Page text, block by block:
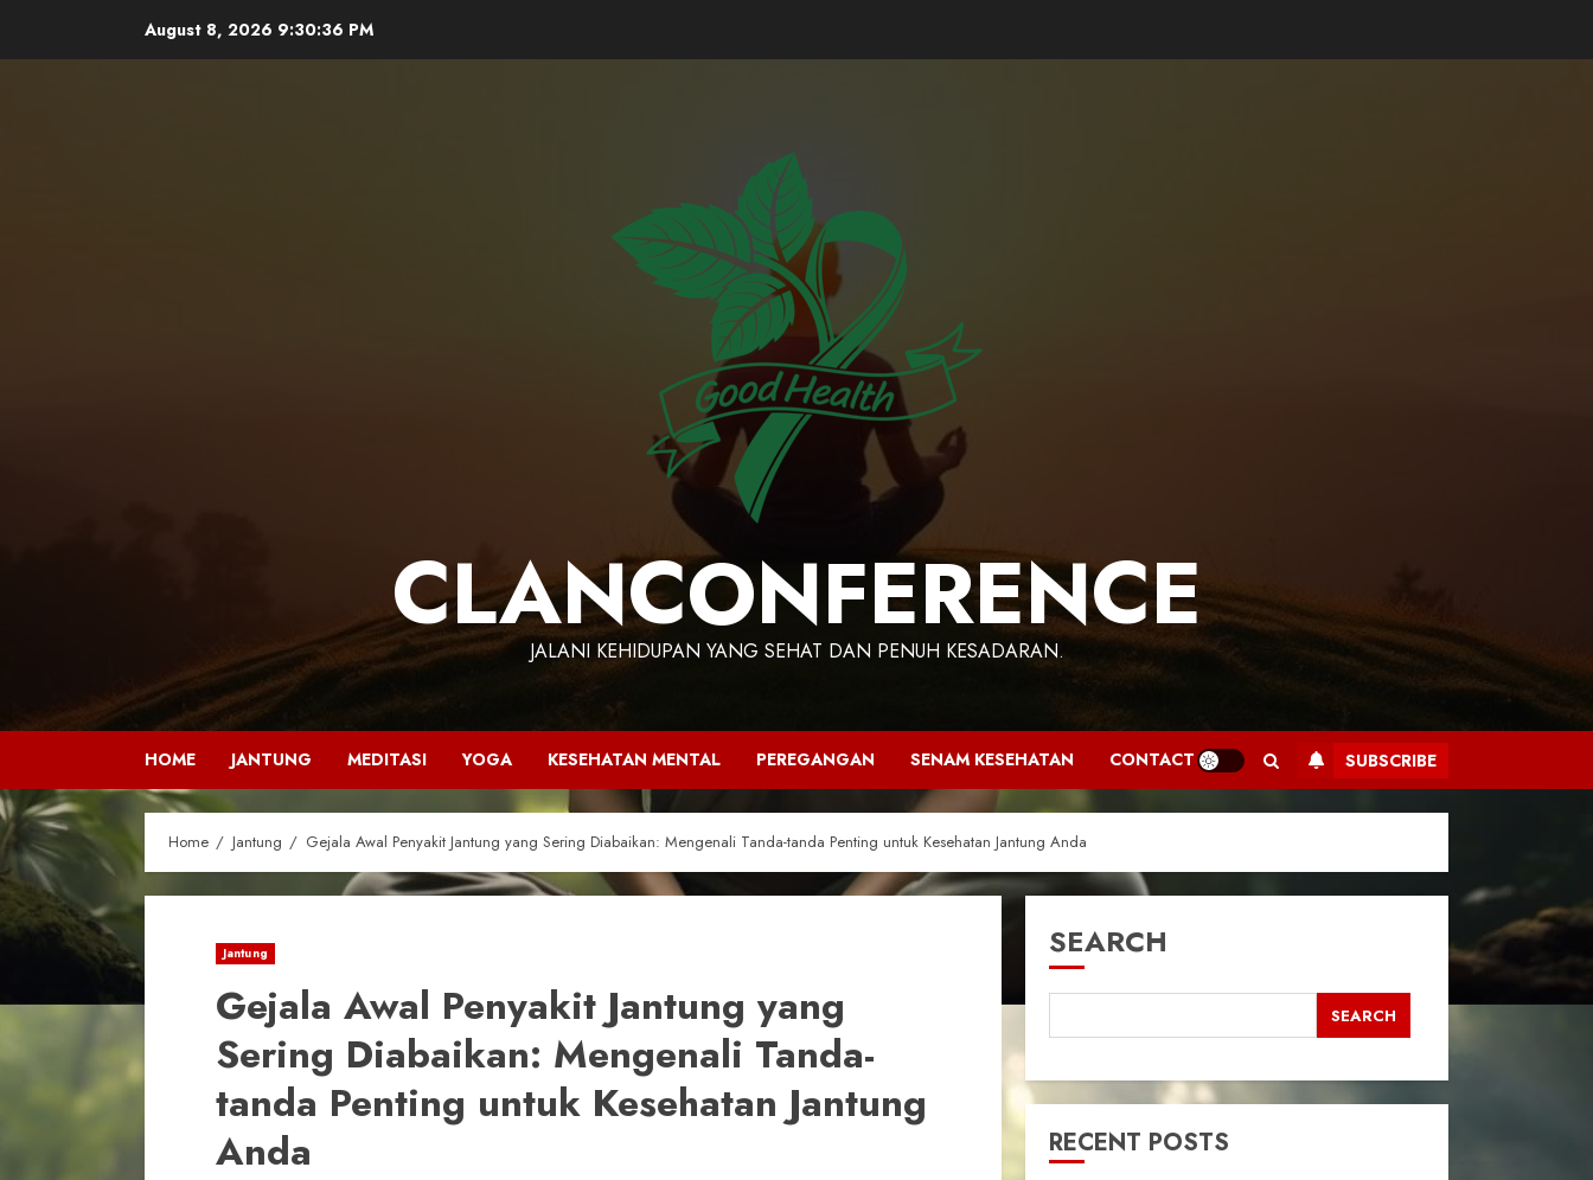
August 8, 2026 9:30:38 PM
CLANCONFERENCE
JALANI KEHIDUPAN YANG SEHAT DAN PENUH KESADARAN.
HOME JANTUNG MEDITASI YOGA KESEHATAN MENTAL PEREGANGAN SENAM KESEHATAN CONTACT SUBSCRIBE
Home Jantung Gejala Awal Penyakit Jantung yang Sering Diabaikan: Mengenali Tanda-tanda Penting untuk Kesehatan Jantung Anda
Jantung
Gejala Awal Penyakit Jantung yang
Sering Diabaikan: Mengenali Tanda-
tanda Penting untuk Kesehatan Jantung
Anda
SEARCH
SEARCH
RECENT POSTS